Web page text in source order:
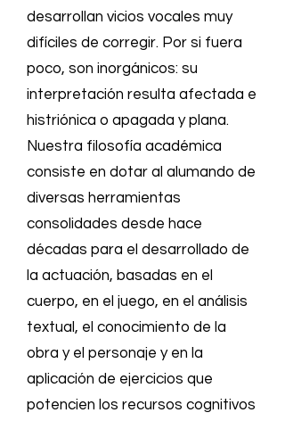
desarrollan vicios vocales muy
difíciles de corregir. Por si fuera
poco, son inorgánicos: su
interpretación resulta afectada e
histriónica o apagada y plana.
Nuestra filosofía académica
consiste en dotar al alumando de
diversas herramientas
consolidades desde hace
décadas para el desarrollado de
la actuación, basadas en el
cuerpo, en el juego, en el análisis
textual, el conocimiento de la
obra y el personaje y en la
aplicación de ejercicios que
potencien los recursos cognitivos